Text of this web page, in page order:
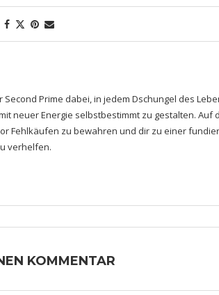
Prime dabei, in jedem Dschungel des
neuer Energie selbstbestimmt zu gestalten. Auf
Fehlkäufen zu bewahren und dir zu einer
verhelfen.
KOMMENTAR